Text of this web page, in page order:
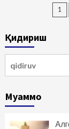
1
Қидириш
Муаммо